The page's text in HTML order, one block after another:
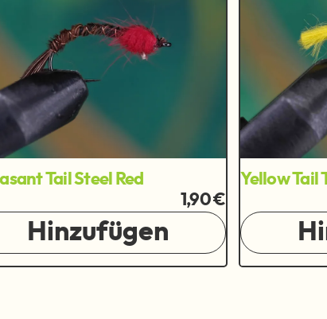
Tail Steel Red
1,90 €
Hinzufügen
Yellow Tail